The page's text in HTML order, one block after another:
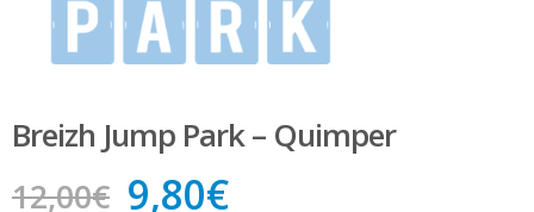
Breizh Jump Park – Quimper
12,00€ Le
9,80€Le